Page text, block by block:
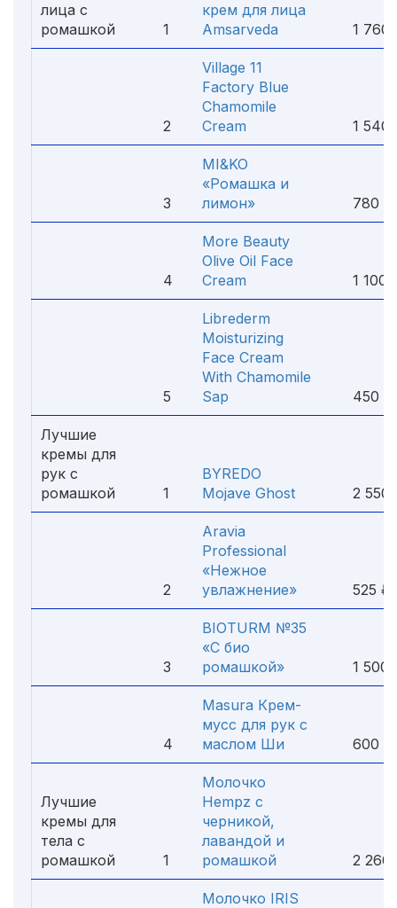
лица с
ромашкой
1
крем для лица
Amsarveda
1 760
2
Village 11
Factory Blue
Chamomile
Cream
1 540
3
MI&KO
«Ромашка и
лимон»
780 ₽
4
More Beauty
Olive Oil Face
Cream
1 100
5
Librederm
Moisturizing
Face Cream
With Chamomile
Sap
450 ₽
Лучшие
кремы для
рук с
ромашкой
1
BYREDO
Mojave Ghost
2 550
2
Aravia
Professional
«Нежное
увлажнение»
525 ₽
3
BIOTURM №35
«С био
ромашкой»
1 500
4
Masura Крем-
мусс для рук с
маслом Ши
600 ₽
Лучшие
кремы для
тела с
ромашкой
1
Молочко
Hempz с
черникой,
лавандой и
ромашкой
2 260
Молочко IRIS